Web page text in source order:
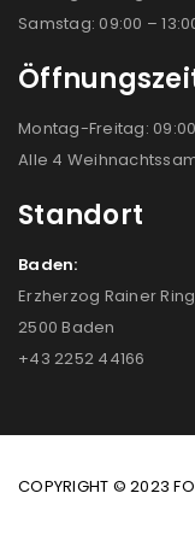
Samstag: 09:00 –
Montag-Freitag: 09:00
Alle 4
Standort
Baden:
Erzherzog Rainer Ring
2500 Baden
+43 2252 44166
COPYRIGHT © 2023